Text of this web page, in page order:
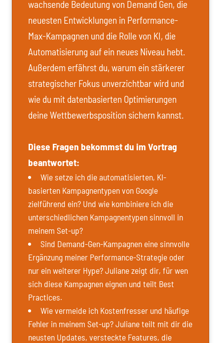
wachsende Bedeutung von Demand Gen, die
neuesten Entwicklungen in Performance-
Max-Kampagnen und die Rolle von KI, die
Automatisierung auf ein neues Niveau hebt.
Außerdem erfährst du, warum ein stärkerer
strategischer Fokus unverzichtbar wird und
wie du mit datenbasierten Optimierungen
deine Wettbewerbsposition sichern kannst.
Diese Fragen bekommst du im Vortrag
beantwortet:
Wie setze ich die automatisierten, KI-
basierten Kampagnentypen von Google
zielführend ein? Und wie kombiniere ich die
unterschiedlichen Kampagnentypen sinnvoll in
meinem Set-up?
Sind Demand-Gen-Kampagnen eine sinnvolle
Ergänzung meiner Performance-Strategie oder
nur ein weiterer Hype? Juliane zeigt dir, für wen
sich diese Kampagnen eignen und teilt Best
Practices.
Wie vermeide ich Kostenfresser und häufige
Fehler in meinem Set-up? Juliane teilt mit dir die
neusten Updates, versteckte Features, die